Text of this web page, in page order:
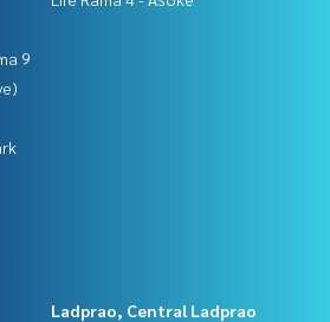
9
Ladprao, Central Ladprao